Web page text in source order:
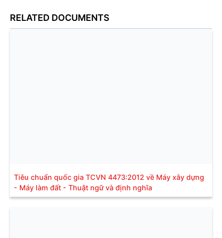
RELATED DOCUMENTS
Tiêu chuẩn quốc gia TCVN 4473:2012 về Máy xây dựng
- Máy làm đất - Thuật ngữ và định nghĩa